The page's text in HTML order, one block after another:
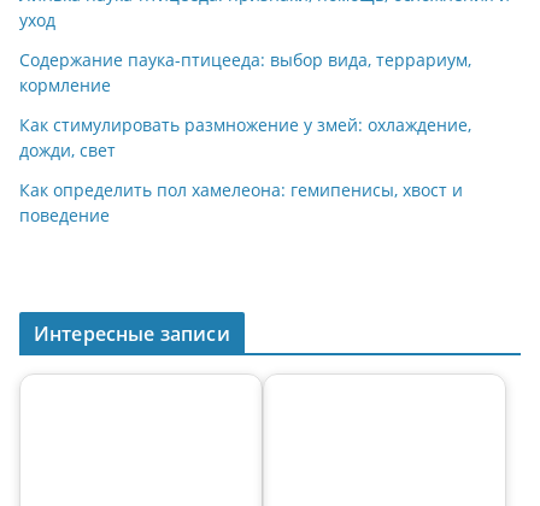
ni
ki
уход
Содержание паука-птицееда: выбор вида, террариум,
кормление
Как стимулировать размножение у змей: охлаждение,
дожди, свет
Как определить пол хамелеона: гемипенисы, хвост и
поведение
Интересные записи